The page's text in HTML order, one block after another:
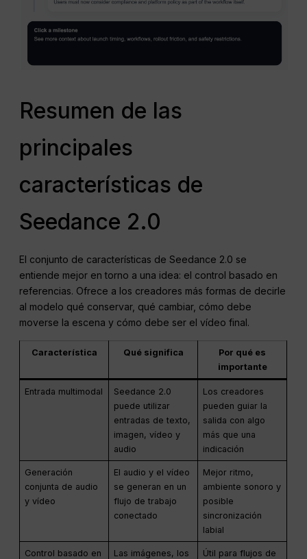
Resumen de las
principales
características de
Seedance 2.0
El conjunto de características de Seedance 2.0 se
entiende mejor en torno a una idea: el control basado en
referencias. Ofrece a los creadores más formas de decirle
al modelo qué conservar, qué cambiar, cómo debe
moverse la escena y cómo debe ser el vídeo final.
Característica Qué significa
Por qué es
importante
Entrada multimodal
Seedance 2.0
puede utilizar
entradas de texto,
imagen, vídeo y
audio
Los creadores
pueden guiar la
salida con algo
más que una
indicación
Generación
conjunta de audio
y vídeo
El audio y el vídeo
se generan en un
flujo de trabajo
conectado
Mejor ritmo,
ambiente sonoro y
posible
sincronización
labial
Control basado en
Las imágenes, los
Útil para flujos de